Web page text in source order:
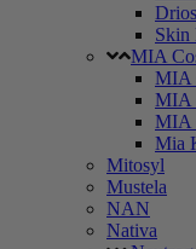
Skin
MIA
MIA
MIA
MIA
Mia
Mitosyl
Mustela
NAN
Nativa